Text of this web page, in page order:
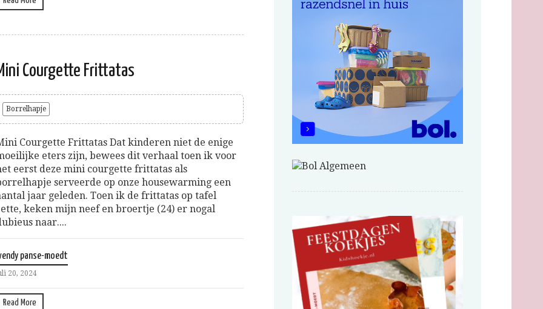
Courgette Frittatas
Borrelhapje
Courgette Frittatas Dat kinderen niet de enige
eters zijn, bewees dit verhaal toen ik voor
eerst deze mini courgette frittatas als
serveerde op onze housewarming een
jaar geleden. Toen ik de frittatas op tafel
keken mijn neef en broertje (24) er nogal
naar....
panse-moedt
20, 2024
Read More